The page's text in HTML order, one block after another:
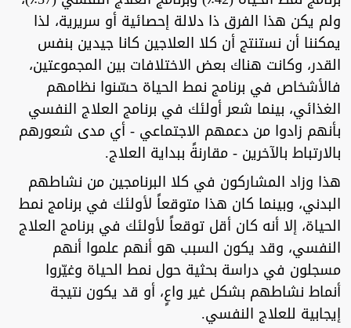
ولم يكن هذا الفرق ذا دلالة إحصائية أو سريرية، لذا
يمكننا أن نستنتج أن كلا العلاجين كانا جيدين بنفس
القدر، وكانت هناك بعض الاختلافات بين المجموعتين،
فالأشخاص في برنامج نمط الحياة حسّنوا نظامهم
الغذائي، بينما شعر أولئك في برنامج العلاج النفسي
بأنهم زادوا من دعمهم الاجتماعي - أي مدى شعورهم
بالارتباط بالآخرين - مقارنةً ببداية العلاج.
هذا وزاد المشاركون في كلا البرنامجين من نشاطهم
البدني، وبينما كان هذا متوقعاً لأولئك في برنامج نمط
الحياة، إلا أنه كان أقل توقعاً لأولئك في برنامج العلاج
النفسي، وقد يكون السبب هو أنهم علموا أنهم
مسجلون في دراسة بحثية حول نمط الحياة وغيّروا
أنماط نشاطهم بشكل غير واعٍ، أو قد يكون نتيجة
إيجابية للعلاج النفسي.